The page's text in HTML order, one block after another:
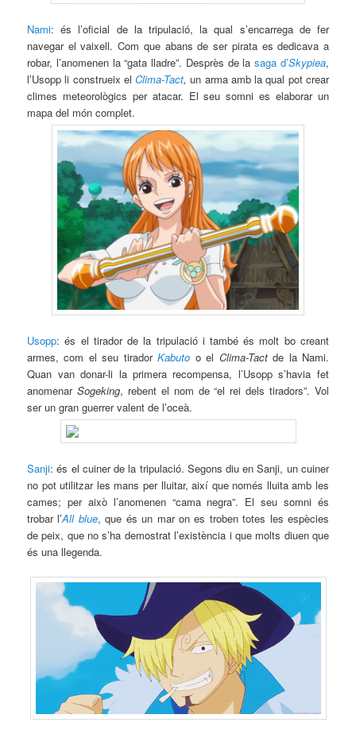
Nami: és l’oficial de la tripulació, la qual s’encarrega de fer
navegar el vaixell. Com que abans de ser pirata es dedicava a
robar, l’anomenen la “gata lladre”. Desprès de lasaga d’Skypiea,
l’Usopp li construeix elClima-Tact,un arma amb la qual pot crear
climes meteorològics per atacar. El seu somni es elaborar un
mapa del món complet.
Usopp: és el tirador de la tripulació i també és molt bo creant
armes, com el seu tiradorKabuto o el Clima-Tactde la Nami.
Quan van donar-li la primera recompensa, l’Usopp s’havia fet
anomenar Sogeking, rebent el nom de “el rei dels tiradors”. Vol
ser un gran guerrer valent de l’oceà.
Sanji: és el cuiner de la tripulació. Segons diu en Sanji, un cuiner
no pot utilitzar les mans per lluitar, així que només lluita amb les
cames; per això l’anomenen “cama negra”. El seu somni és
trobar l’All blue, que és un mar on es troben totes les espècies
de peix, que no s’ha demostrat l’existència i que molts diuen que
és una llegenda.